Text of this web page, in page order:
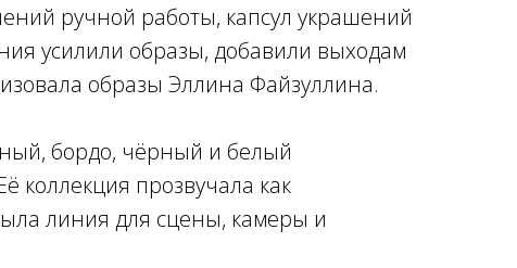
ручной работы, капсул украшений
усилили образы, добавили выходам
образы Эллина Файзуллина.
бордо, чёрный и белый
коллекция прозвучала как
линия для сцены, камеры и